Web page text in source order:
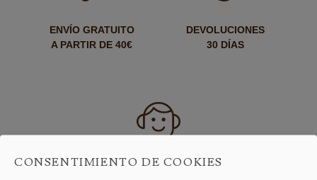
ENVÍO GRATUITO
A PARTIR DE 40€
DEVOLUCIONES
30 DÍAS
CONSENTIMIENTO DE COOKIES